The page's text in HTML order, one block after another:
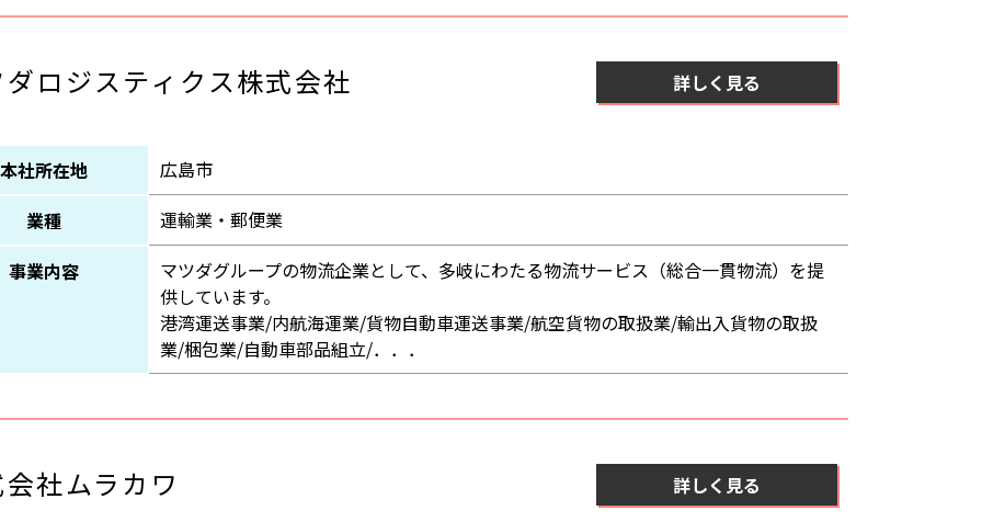
ロジスティクス株式会社 詳しく見る
本社所在地
広島市
業種
運輸業・郵便業
事業内容
マツダグループの物流企業として、多岐にわたる物流サービス（総合一貫物流）を提
供しています。
港湾運送事業/内航海運業/貨物自動車運送事業/航空貨物の取扱業/輸出入貨物の取扱
業/梱包業/自動車部品組立/．．．
社ムラカワ 詳しく見る